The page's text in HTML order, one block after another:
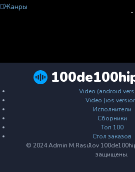
Жанры
Video (android
Video (ios
Исполнители
Сборники
Топ 100
Стол заказов
© 2024 Admin M.Rasulov
защищены.